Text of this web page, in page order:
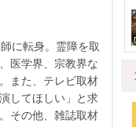
に転身。霊障を取
医学界、宗教界な
また、テレビ取材
してほしい」と求
その他、雑誌取材